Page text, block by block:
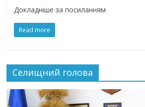
Докладнiше за посиланням
Read more
Селищний голова